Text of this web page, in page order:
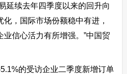
延续去年四季度以来的回升向
，国际市场份额稳中有进，
信心活力有所增强。”中国贸
的受访企业二季度新增订单